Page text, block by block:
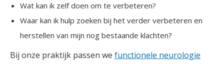
Wat kan ik zelf doen om te verbeteren?
Waar kan ik hulp zoeken bij het verder verbeteren en
herstellen van mijn nog bestaande klachten?
Bij onze praktijk passen we functionele neurologie